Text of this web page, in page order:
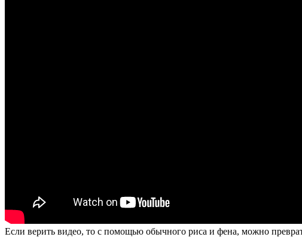
Если верить видео, то с помощью обычного риса и фена, можно